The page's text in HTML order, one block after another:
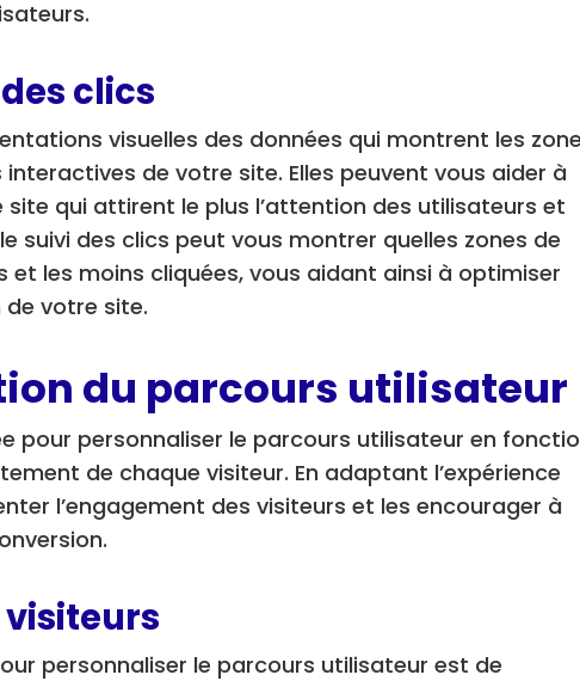
clics
visuelles des données qui montrent les
interactives de votre site. Elles peuvent vous aider à
qui attirent le plus l’attention des utilisateurs et
suivi des clics peut vous montrer quelles zones de
et les moins cliquées, vous aidant ainsi à optimiser
votre site.
du parcours utilisateur
pour personnaliser le parcours utilisateur en
de chaque visiteur. En adaptant l’expérience
l’engagement des visiteurs et les encourager à
personnaliser le parcours utilisateur est de